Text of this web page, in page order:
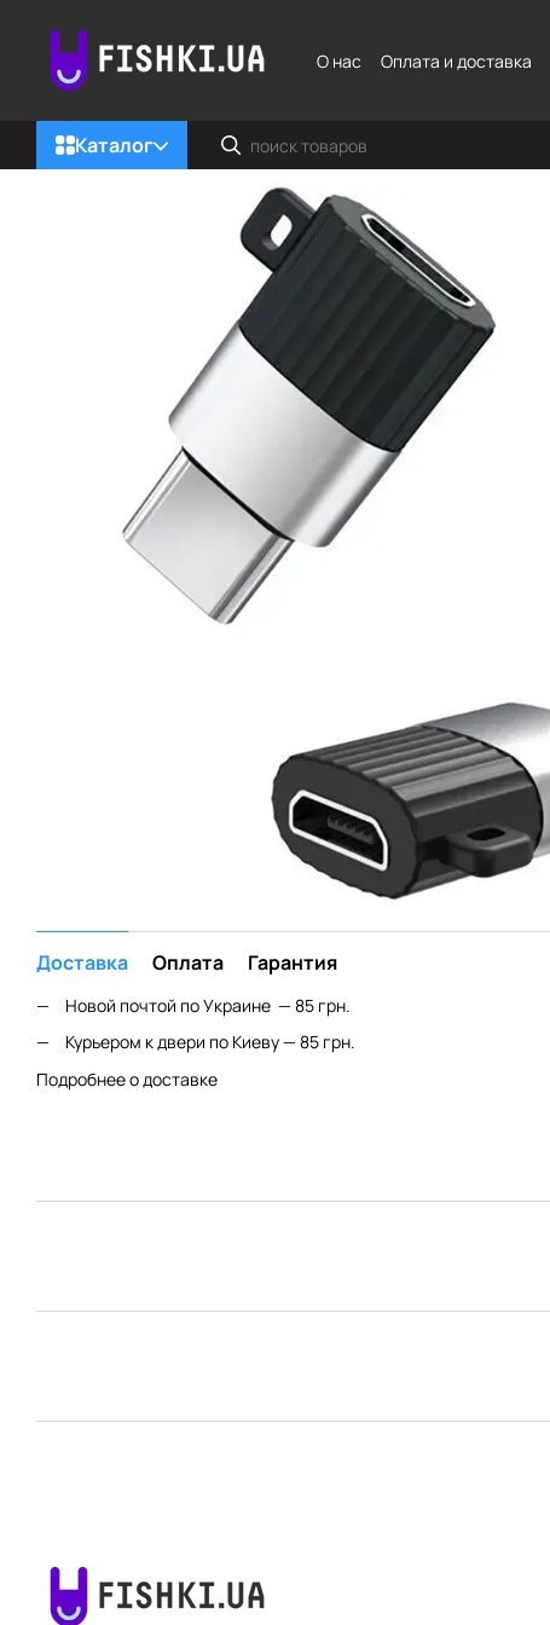
О нас
Оплата и доставка
Каталог
Доставка Оплата Гарантия
Новой почтой по Украине — 85 грн.
Курьером к двери по Киеву — 85 грн.
Подробнее о доставке